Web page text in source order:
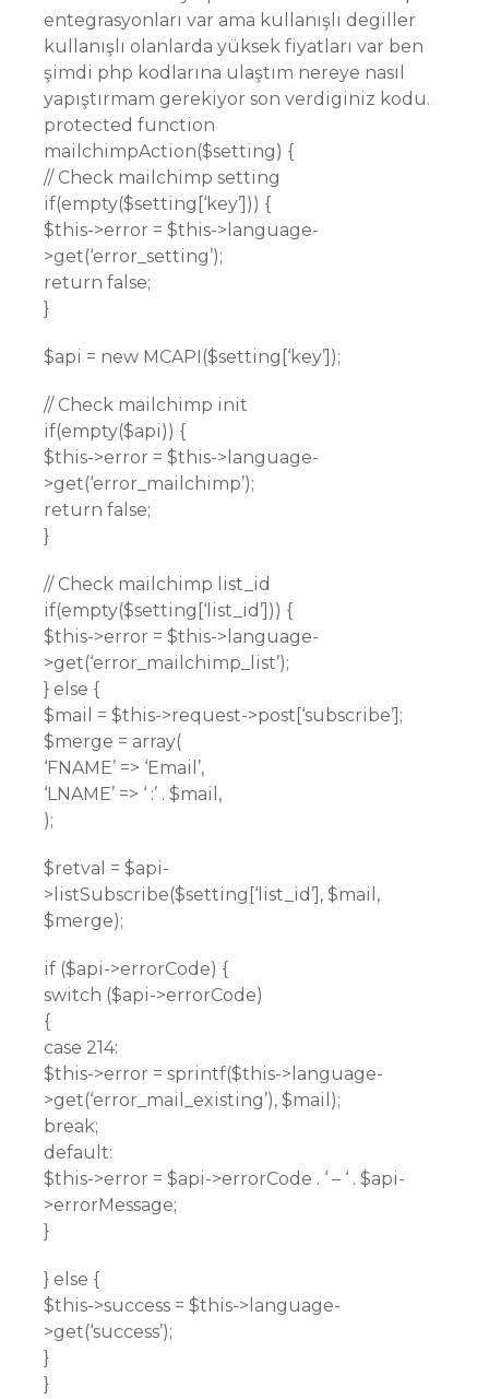
entegrasyonları var ama kullanışlı degiller
kullanışlı olanlarda yüksek fiyatları var ben
şimdi php kodlarına ulaştım nereye nasıl
yapıştırmam gerekiyor son verdiginiz kodu.
protected function
mailchimpAction($setting) {
// Check mailchimp setting
if(empty($setting[‘key’])) {
$this->error = $this->language-
>get(‘error_setting’);
return false;
}
$api = new MCAPI($setting[‘key’]);
// Check mailchimp init
if(empty($api)) {
$this->error = $this->language-
>get(‘error_mailchimp’);
return false;
}
// Check mailchimp list_id
if(empty($setting[‘list_id’])) {
$this->error = $this->language-
>get(‘error_mailchimp_list’);
} else {
$mail = $this->request->post[‘subscribe’];
$merge = array(
‘FNAME’ => ‘Email’,
‘LNAME’ => ‘ :’ . $mail,
);
$retval = $api-
>listSubscribe($setting[‘list_id’], $mail,
$merge);
if ($api->errorCode) {
switch ($api->errorCode)
{
case 214:
$this->error = sprintf($this->language-
>get(‘error_mail_existing’), $mail);
break;
default:
$this->error = $api->errorCode . ‘ – ‘ . $api-
>errorMessage;
}
} else {
$this->success = $this->language-
>get(‘success’);
}
}